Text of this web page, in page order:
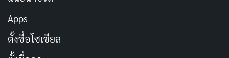
Apps
ตั้งชื่อโซเชียล